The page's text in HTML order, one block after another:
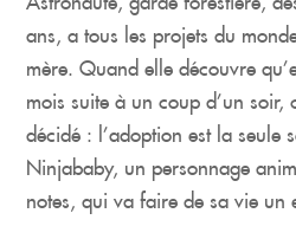
ans, a tous les projets du
mère. Quand elle découvre
mois suite à un coup d’un soir,
décidé : l’adoption est la seule
Ninjababy, un personnage
notes, qui va faire de sa vie